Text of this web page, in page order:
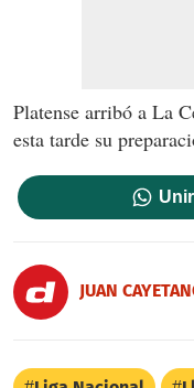
Platense arribó a La
esta tarde su
JUAN